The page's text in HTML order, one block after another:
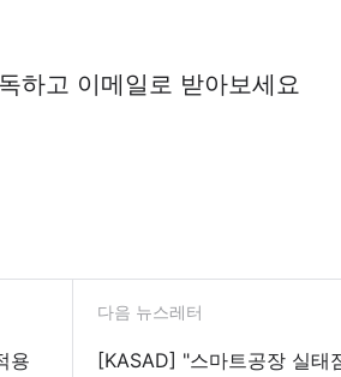
하고 이메일로 받아보세요
용
다음 뉴스레터
[KASAD] "스마트공장 실태